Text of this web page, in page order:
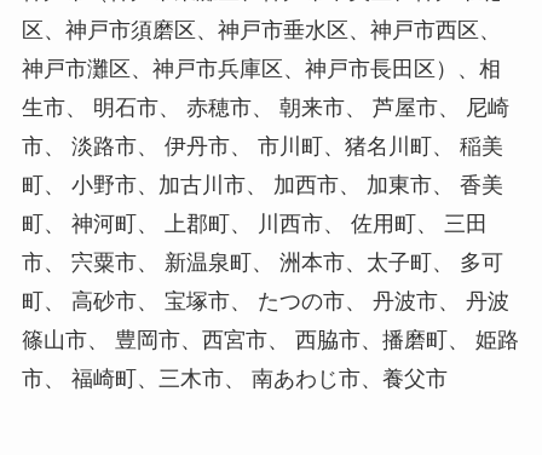
区、神戸市須磨区、神戸市垂水区、神戸市西区、
神戸市灘区、神戸市兵庫区、神戸市長田区）、相
生市、 明石市、 赤穂市、 朝来市、 芦屋市、 尼崎
市、 淡路市、 伊丹市、 市川町、猪名川町、 稲美
町、 小野市、加古川市、 加西市、 加東市、 香美
町、 神河町、 上郡町、 川西市、 佐用町、 三田
市、 宍粟市、 新温泉町、 洲本市、太子町、 多可
町、 高砂市、 宝塚市、 たつの市、 丹波市、 丹波
篠山市、 豊岡市、西宮市、 西脇市、播磨町、 姫路
市、 福崎町、三木市、 南あわじ市、養父市